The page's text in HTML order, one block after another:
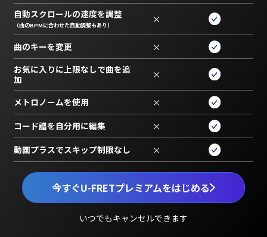
今すぐU-FRETプレミアムをはじめる
いつでもキャンセルできます
自動スクロールの速度を調整
（曲のBPMに合わせた自動調整もあり） ×
曲のキーを変更 ×
お気に入りに上限なしで曲を追
加
×
メトロノームを使用 ×
コード譜を自分用に編集 ×
動画プラスでスキップ制限なし ×